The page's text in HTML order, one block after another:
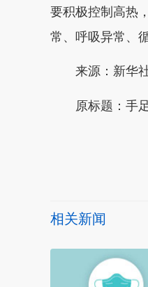
要积极控制高热
常、呼吸异常、
来源：新华
原标题： 手
相关新闻